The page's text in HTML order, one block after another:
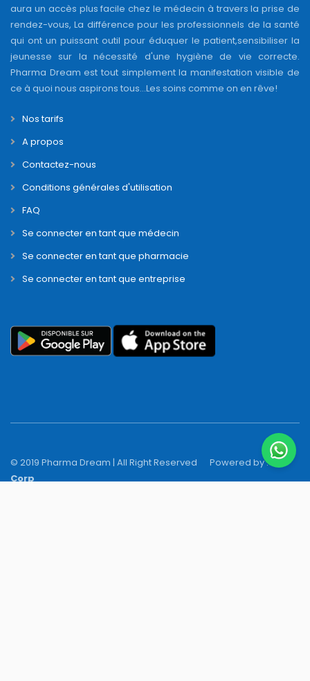
aura un accès plus facile chez le médecin à travers la prise de
rendez-vous, La différence pour les professionnels de la santé
qui ont un puissant outil pour éduquer le patient,sensibiliser la
jeunesse sur la nécessité d'une hygiène de vie correcte.
Pharma Dream est tout simplement la manifestation visible de
ce à quoi nous aspirons tous...Les soins comme on en rêve!
Nos tarifs
A propos
Contactez-nous
Conditions générales d'utilisation
FAQ
Se connecter en tant que médecin
Se connecter en tant que pharmacie
Se connecter en tant que entreprise
© 2019 Pharma Dream | All Right Reserved Powered by :N-Y
Corp